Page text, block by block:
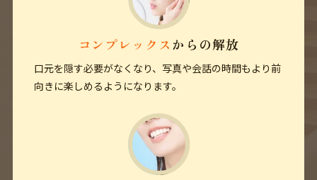
コンプレックス からの解放
口元を隠す必要がなくなり、写真や会話の時間もより前
向きに楽しめるようになります。